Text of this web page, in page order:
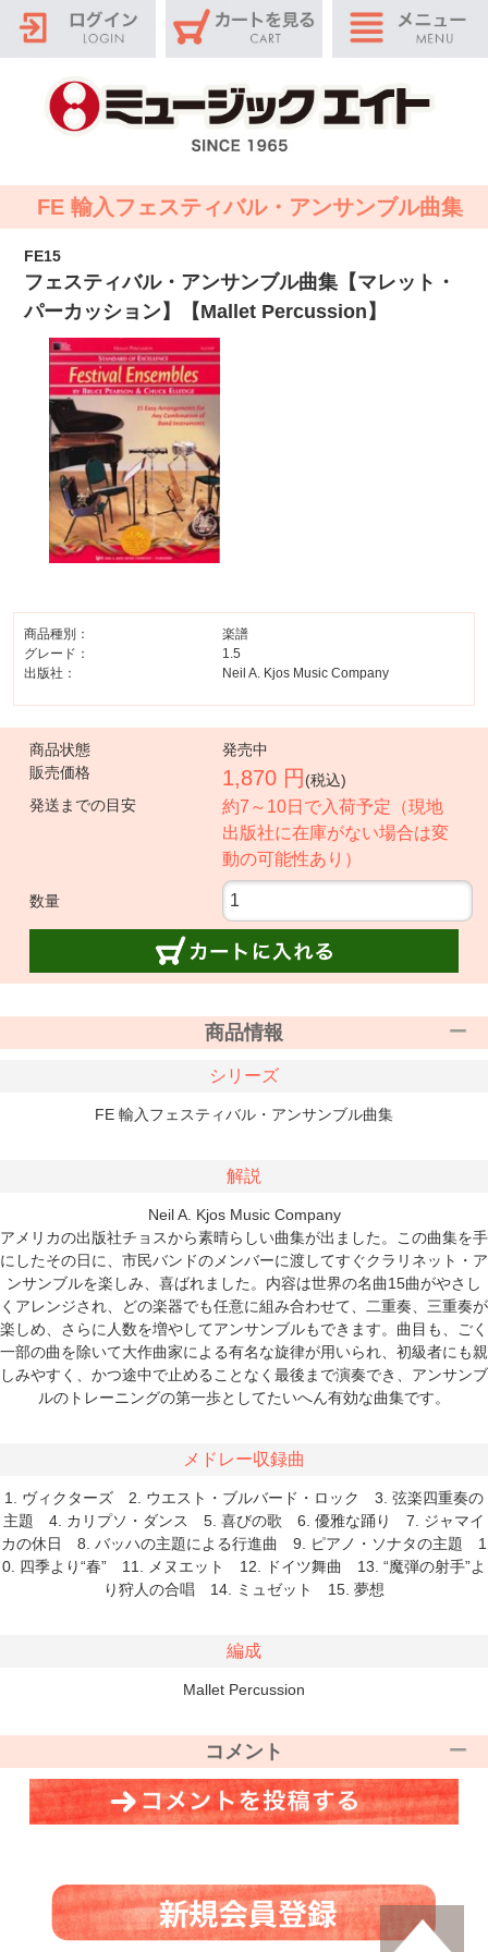
FE 輸入フェスティバル・アンサンブル曲集
FE15
フェスティバル・アンサンブル曲集【マレット・
パーカッション】【Mallet Percussion】
商品種別：
楽譜
グレード：
1.5
出版社：
Neil A. Kjos Music Company
商品状態
発売中
販売価格
1,870 円 (税込)
発送までの目安
約7～10日で入荷予定（現地
出版社に在庫がない場合は変
動の可能性あり）
数量
商品情報
シリーズ
FE 輸入フェスティバル・アンサンブル曲集
解説
Neil A. Kjos Music Company
アメリカの出版社チョスから素晴らしい曲集が出ました。この曲集を手
にしたその日に、市民バンドのメンバーに渡してすぐクラリネット・ア
ンサンブルを楽しみ、喜ばれました。内容は世界の名曲15曲がやさし
くアレンジされ、どの楽器でも任意に組み合わせて、二重奏、三重奏が
楽しめ、さらに人数を増やしてアンサンブルもできます。曲目も、ごく
一部の曲を除いて大作曲家による有名な旋律が用いられ、初級者にも親
しみやすく、かつ途中で止めることなく最後まで演奏でき、アンサンブ
ルのトレーニングの第一歩としてたいへん有効な曲集です。
メドレー収録曲
1. ヴィクターズ 2. ウエスト・ブルバード・ロック 3. 弦楽四重奏の
主題 4. カリプソ・ダンス 5. 喜びの歌 6. 優雅な踊り 7. ジャマイ
カの休日 8. バッハの主題による行進曲 9. ピアノ・ソナタの主題 1
0. 四季より“春” 11. メヌエット 12. ドイツ舞曲 13. “魔弾の射手”よ
り狩人の合唱 14. ミュゼット 15. 夢想
編成
Mallet Percussion
コメント